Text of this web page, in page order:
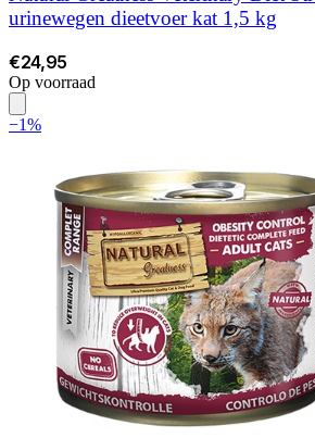
urinewegen dieetvoer kat 1,5 kg
€24,95
Op voorraad
−1%